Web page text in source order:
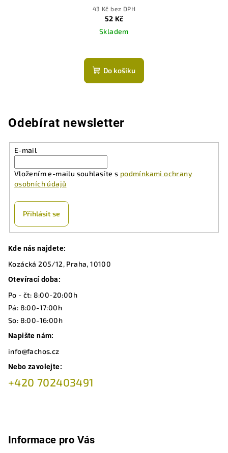
43 Kč bez DPH
52 Kč
Skladem
Do košíku
Odebírat newsletter
E-mail
Vložením e-mailu souhlasíte s podmínkami ochrany
osobních údajů
Přihlásit se
Kde nás najdete:
Kozácká 205/12, Praha, 10100
Otevírací doba:
Po - čt: 8:00-20:00h
Pá: 8:00-17:00h
So: 8:00-16:00h
Napište nám:
info@fachos.cz
Nebo zavolejte:
+420 702403491
Informace pro Vás